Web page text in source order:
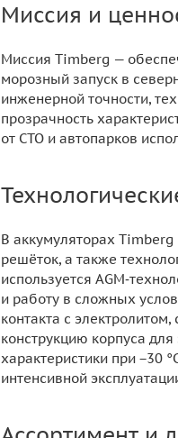
Миссия и
Миссия Timberg —
морозный запуск в
инженерной точности,
прозрачность
от СТО и автопарков
В аккумуляторах
решёток, а также
используется
и работу в сложных
контакта с
конструкцию корпуса
характеристики при −30
интенсивной